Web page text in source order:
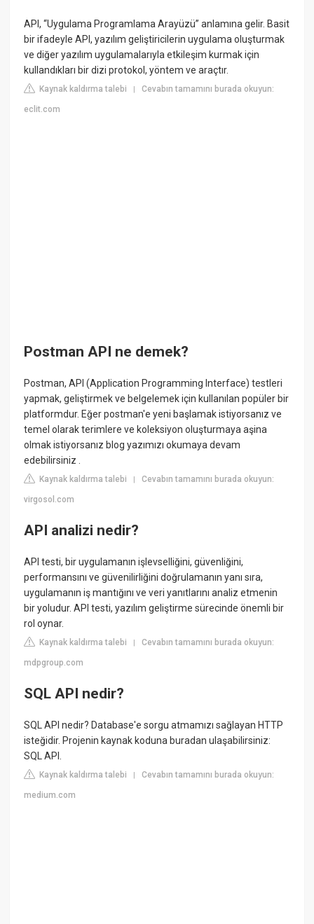
API, “Uygulama Programlama Arayüzü” anlamına gelir. Basit
bir ifadeyle API, yazılım geliştiricilerin uygulama oluşturmak
ve diğer yazılım uygulamalarıyla etkileşim kurmak için
kullandıkları bir dizi protokol, yöntem ve araçtır.
Kaynak kaldırma talebi |Cevabın tamamını burada okuyun:
eclit.com
Postman API ne demek?
Postman, API (Application Programming Interface) testleri
yapmak, geliştirmek ve belgelemek için kullanılan popüler bir
platformdur. Eğer postman'e yeni başlamak istiyorsanız ve
temel olarak terimlere ve koleksiyon oluşturmaya aşina
olmak istiyorsanız blog yazımızı okumaya devam
edebilirsiniz .
Kaynak kaldırma talebi |Cevabın tamamını burada okuyun:
virgosol.com
API analizi nedir?
API testi, bir uygulamanın işlevselliğini, güvenliğini,
performansını ve güvenilirliğini doğrulamanın yanı sıra,
uygulamanın iş mantığını ve veri yanıtlarını analiz etmenin
bir yoludur. API testi, yazılım geliştirme sürecinde önemli bir
rol oynar.
Kaynak kaldırma talebi |Cevabın tamamını burada okuyun:
mdpgroup.com
SQL API nedir?
SQL API nedir? Database'e sorgu atmamızı sağlayan HTTP
isteğidir. Projenin kaynak koduna buradan ulaşabilirsiniz:
SQL API.
Kaynak kaldırma talebi |Cevabın tamamını burada okuyun:
medium.com